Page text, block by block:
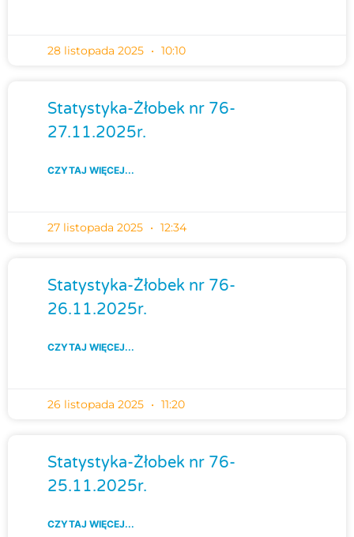
28 listopada 2025 10:10
Statystyka-Żłobek nr 76-
27.11.2025r.
CZYTAJ WIĘCEJ...
27 listopada 2025 12:34
Statystyka-Żłobek nr 76-
26.11.2025r.
CZYTAJ WIĘCEJ...
26 listopada 2025 11:20
Statystyka-Żłobek nr 76-
25.11.2025r.
CZYTAJ WIĘCEJ...